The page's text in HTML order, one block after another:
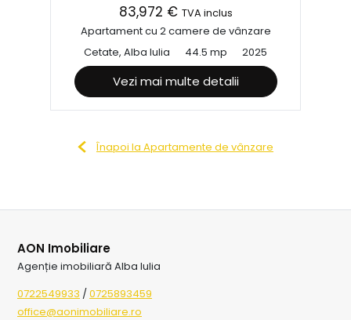
83,972 € TVA inclus
Apartament cu 2 camere de vânzare
Cetate, Alba Iulia
44.5 mp 2025
Vezi mai multe detalii
Înapoi la Apartamente de vânzare
AON Imobiliare
Agenție imobiliară Alba Iulia
0722549933 /0725893459
office@aonimobiliare.ro